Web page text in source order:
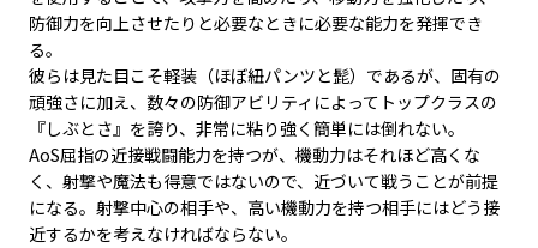
防御力を向上させたりと必要なときに必要な能力を発揮でき
る。
彼らは見た目こそ軽装（ほぼ紐パンツと髭）であるが、固有の
頑強さに加え、数々の防御アビリティによってトップクラスの
『しぶとさ』を誇り、非常に粘り強く簡単には倒れない。
AoS屈指の近接戦闘能力を持つが、機動力はそれほど高くな
く、射撃や魔法も得意ではないので、近づいて戦うことが前提
になる。射撃中心の相手や、高い機動力を持つ相手にはどう接
近するかを考えなければならない。